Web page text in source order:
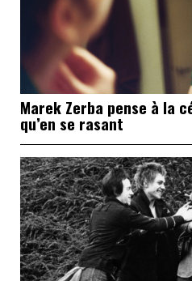
Marek Zerba pense à la
qu’en se rasant